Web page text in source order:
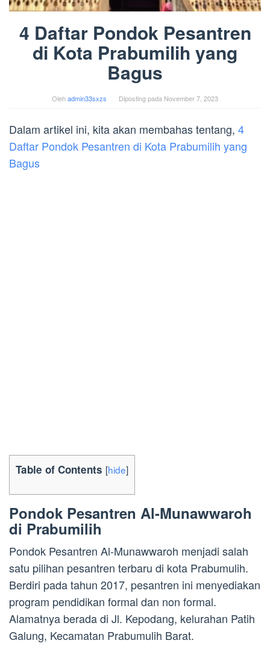
4 Daftar Pondok Pesantren
di Kota Prabumilih yang
Bagus
Olehadmin33sxzs Diposting pada November 7, 2023
Dalam artikel ini, kita akan membahas tentang, 4
Daftar Pondok Pesantren di Kota Prabumilih yang
Bagus
Table of Contents [hide]
Pondok Pesantren Al-Munawwaroh
di Prabumilih
Pondok Pesantren Al-Munawwaroh menjadi salah
satu pilihan pesantren terbaru di kota Prabumulih.
Berdiri pada tahun 2017, pesantren ini menyediakan
program pendidikan formal dan non formal.
Alamatnya berada di Jl. Kepodang, kelurahan Patih
Galung, Kecamatan Prabumulih Barat.